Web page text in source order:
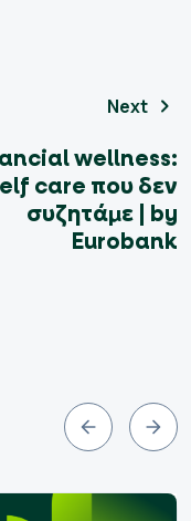
Next
wellness:
care που δεν
συζητάμε | by
Eurobank